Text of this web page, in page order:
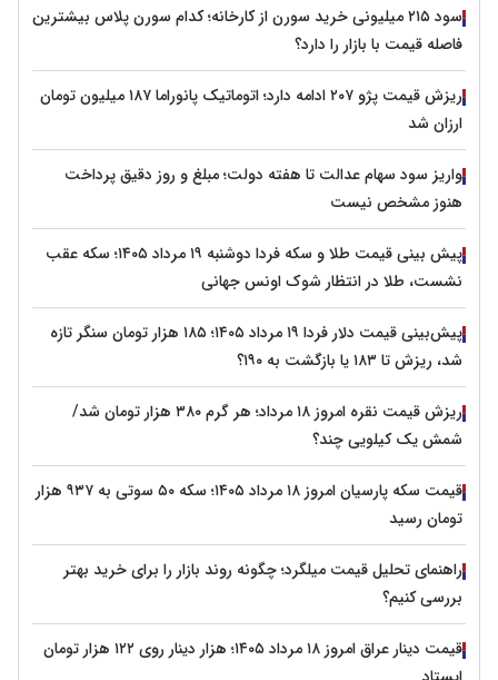
سود ۲۱۵ میلیونی خرید سورن از کارخانه؛ کدام سورن پلاس بیشترین
فاصله قیمت با بازار را دارد؟
ریزش قیمت پژو ۲۰۷ ادامه دارد؛ اتوماتیک پانوراما ۱۸۷ میلیون تومان
ارزان شد
واریز سود سهام عدالت تا هفته دولت؛ مبلغ و روز دقیق پرداخت
هنوز مشخص نیست
پیش‌ بینی قیمت طلا و سکه فردا دوشنبه ۱۹ مرداد ۱۴۰۵؛ سکه عقب
نشست، طلا در انتظار شوک اونس جهانی
پیش‌بینی قیمت دلار فردا ۱۹ مرداد ۱۴۰۵؛ ۱۸۵ هزار تومان سنگر تازه
شد، ریزش تا ۱۸۳ یا بازگشت به ۱۹۰؟
ریزش قیمت نقره امروز ۱۸ مرداد؛ هر گرم ۳۸۰ هزار تومان شد/
شمش یک کیلویی چند؟
قیمت سکه پارسیان امروز ۱۸ مرداد ۱۴۰۵؛ سکه ۵۰ سوتی به ۹۳۷ هزار
تومان رسید
راهنمای تحلیل قیمت میلگرد؛ چگونه روند بازار را برای خرید بهتر
بررسی کنیم؟
قیمت دینار عراق امروز ۱۸ مرداد ۱۴۰۵؛ هزار دینار روی ۱۲۲ هزار تومان